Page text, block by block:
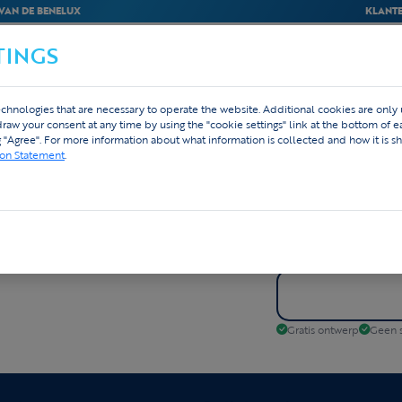
DE BENELUX
BEDRIJVEN
Custom
Gratis ontwerp Geen
that are necessary to operate the website. Additional cookies are only
your consent at any time by using the "cookie settings" link at the bottom of
For more information about what information is collected and how it is
Statement.